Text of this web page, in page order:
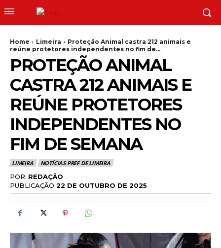
Home Limeira
Proteção Animal castra 212 animais e
reúne protetores independentes no fim de...
PROTEÇÃO ANIMAL
CASTRA 212 ANIMAIS E
REÚNE PROTETORES
INDEPENDENTES NO
FIM DE SEMANA
LIMEIRA NOTÍCIAS PREF DE LIMEIRA
POR: REDAÇÃO
PUBLICAÇÃO 22 DE OUTUBRO DE 2025